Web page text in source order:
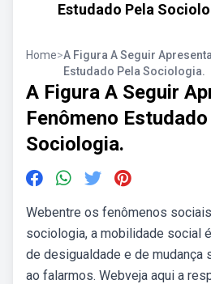
Estudado Pela
Home>A Figura A Seguir
Estudado Pela Sociologia.
A Figura A Seguir
Fenômeno
Sociologia.
Webentre os fenômenos
sociologia, a mobilidade social
de desigualdade e de mudança
ao falarmos. Webveja aqui a